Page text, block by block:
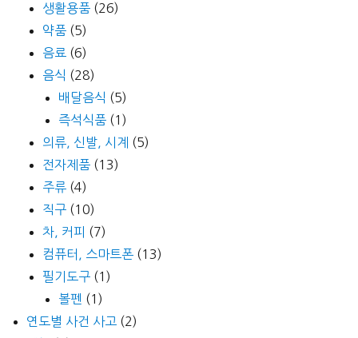
생활용품 (26)
약품 (5)
음료 (6)
음식 (28)
배달음식 (5)
즉석식품 (1)
의류, 신발, 시계 (5)
전자제품 (13)
주류 (4)
직구 (10)
차, 커피 (7)
컴퓨터, 스마트폰 (13)
필기도구 (1)
볼펜 (1)
연도별 사건 사고 (2)